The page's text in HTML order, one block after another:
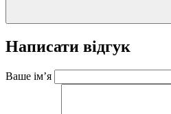
Написати відгук
Ваше ім’я